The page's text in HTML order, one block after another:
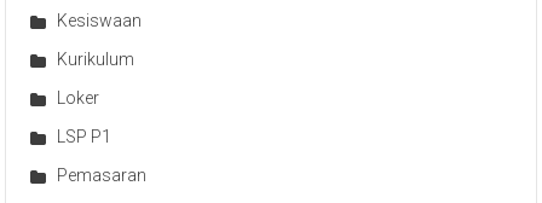
Kesiswaan
Kurikulum
Loker
LSP P1
Pemasaran